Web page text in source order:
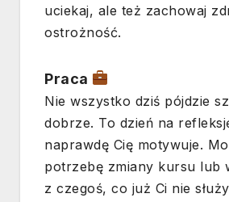
uciekaj, ale też zachowaj
ostrożność.
Praca
Nie wszystko dziś pójdzie
dobrze. To dzień na
naprawdę Cię motywuje.
potrzebę zmiany kursu lub
z czegoś, co już Ci nie